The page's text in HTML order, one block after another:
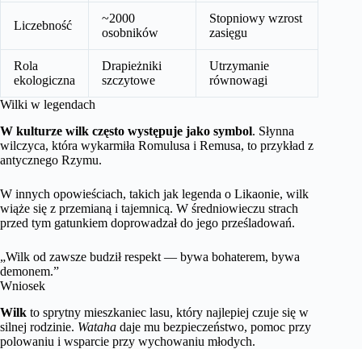
Liczebność
~2000
osobników
Stopniowy wzrost
zasięgu
Rola
ekologiczna
Drapieżniki
szczytowe
Utrzymanie
równowagi
Wilki w legendach
W kulturze wilk często występuje jako symbol. Słynna
wilczyca, która wykarmiła Romulusa i Remusa, to przykład z
antycznego Rzymu.
W innych opowieściach, takich jak legenda o Likaonie, wilk
wiąże się z przemianą i tajemnicą. W średniowieczu strach
przed tym gatunkiem doprowadzał do jego prześladowań.
„Wilk od zawsze budził respekt — bywa bohaterem, bywa
demonem.”
Wniosek
Wilk to sprytny mieszkaniec lasu, który najlepiej czuje się w
silnej rodzinie. Wataha daje mu bezpieczeństwo, pomoc przy
polowaniu i wsparcie przy wychowaniu młodych.